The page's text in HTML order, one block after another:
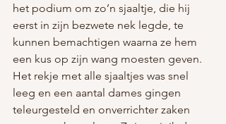
het podium om zo’n sjaaltje, die hij
eerst in zijn bezwete nek legde, te
kunnen bemachtigen waarna ze hem
een kus op zijn wang moesten geven.
Het rekje met alle sjaaltjes was snel
leeg en een aantal dames gingen
teleurgesteld en onverrichter zaken